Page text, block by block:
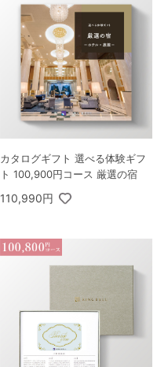
カタログギフト 選べる体験ギフ
ト 100,900円コース 厳選の宿
110,990円